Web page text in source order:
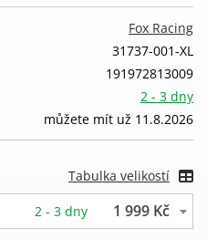
Fox Racing
31737-001-XL
191972813009
2 - 3 dny
můžete mít už 11.8.2026
Tabulka velikostí
2 - 3 dny 1 999 Kč